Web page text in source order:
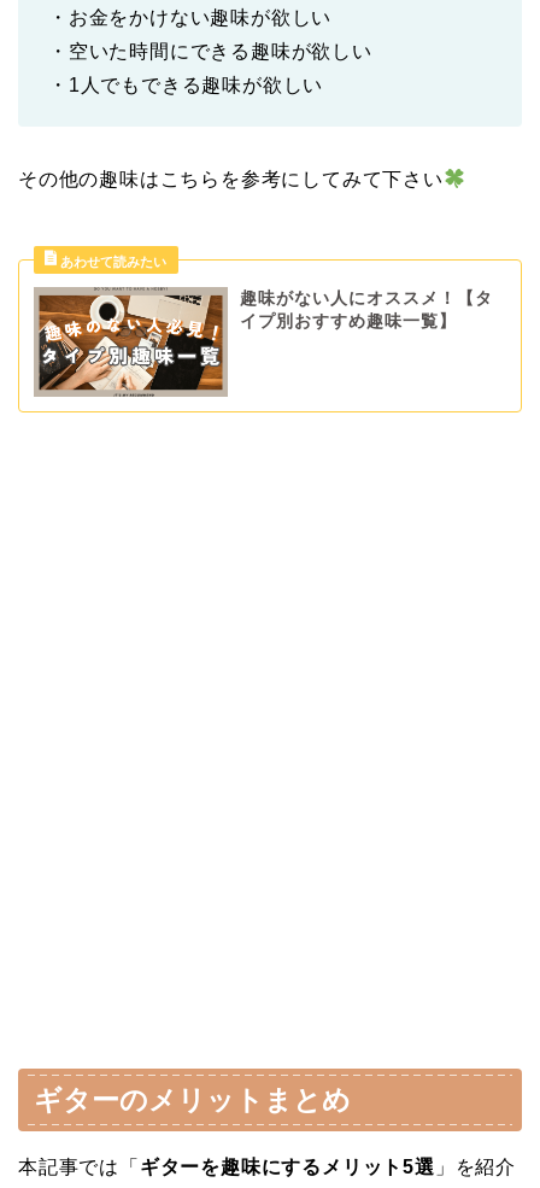
・お金をかけない趣味が欲しい
・空いた時間にできる趣味が欲しい
・1人でもできる趣味が欲しい
その他の趣味はこちらを参考にしてみて下さい
趣味がない人にオススメ！【タ
イプ別おすすめ趣味一覧】
ギターのメリットまとめ
本記事では「 ギターを趣味にするメリット5選 」を紹介